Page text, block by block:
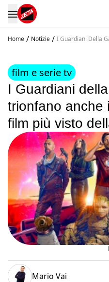
Home / Notizie / I Guardiani Della
film e serie tv
I Guardiani
trionfano anche
film più visto
Mario Vai